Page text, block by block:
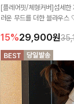
[플레어핏/체형커버]섬세한
러운 무드를 더한 블라우스
15%29,900원